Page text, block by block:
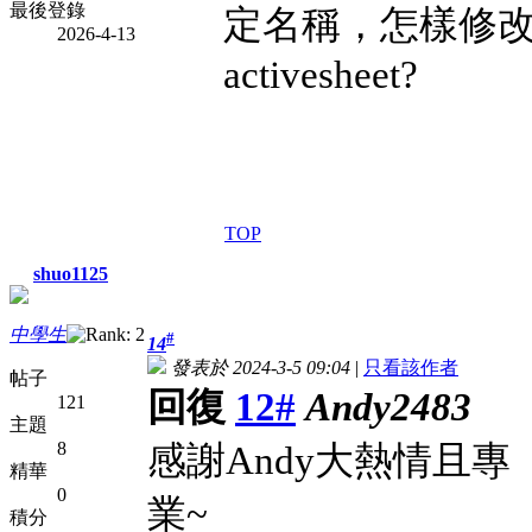
最後登錄
2026-4-13
定名稱，怎樣修
activesheet?
TOP
shuo1125
中學生
帖子
121
主題
8
精華
0
積分
14#
發表於 2024-3-5 09:04 | 只看該作者
回復 12# Andy2483
感謝Andy大熱情且專
業~